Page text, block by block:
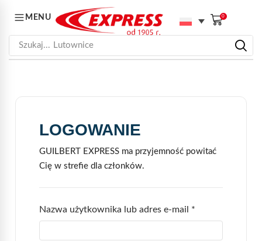
MENU 0
Szukaj... Lutownice
LOGOWANIE
GUILBERT EXPRESS ma przyjemność powitać
Cię w strefie dla członków.
Nazwa użytkownika lub adres e-mail *